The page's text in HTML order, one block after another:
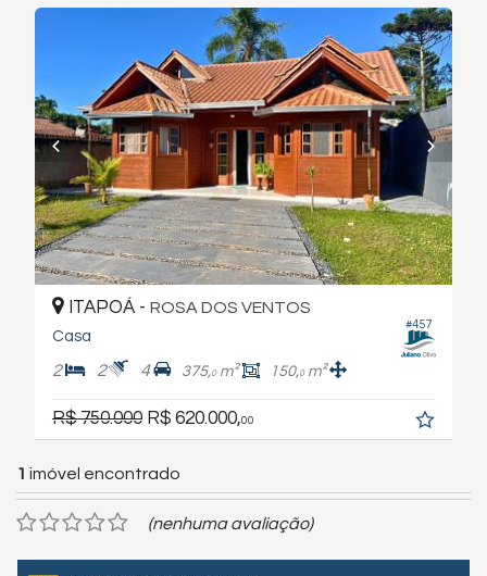
#457
ITAPOÁ - ROSA DOS VENTOS
Casa
2 2 4 375,0m² 150,0m²
R$ 750.000 R$ 620.000,00
1 imóvel encontrado
(nenhuma avaliação)